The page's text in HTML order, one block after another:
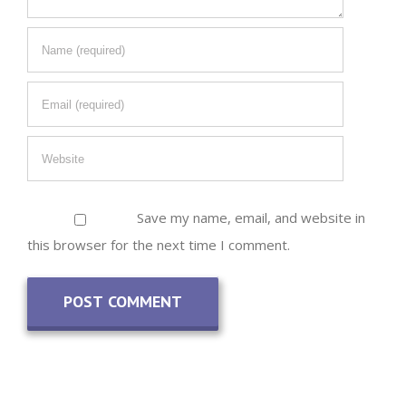
Save my name, email, and website in
this browser for the next time I comment.